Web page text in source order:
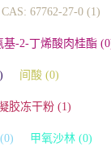
CAS: 67762-27-0 (1)
基-2-丁烯酸肉桂酯
间酸 (0)
胶冻干粉 (1)
甲氧沙林 (0)